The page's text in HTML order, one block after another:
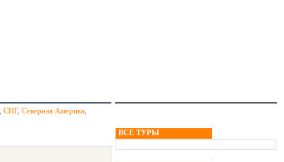
СНГ, Северная Америка
ВСЕ ТУРЫ